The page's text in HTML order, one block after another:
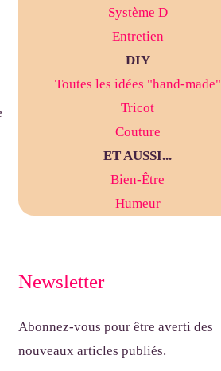
Système D
Entretien
DIY
Toutes les idées "hand-made"
Tricot
Couture
ET AUSSI...
Bien-Être
Humeur
Newsletter
Abonnez-vous pour être averti des
nouveaux articles publiés.